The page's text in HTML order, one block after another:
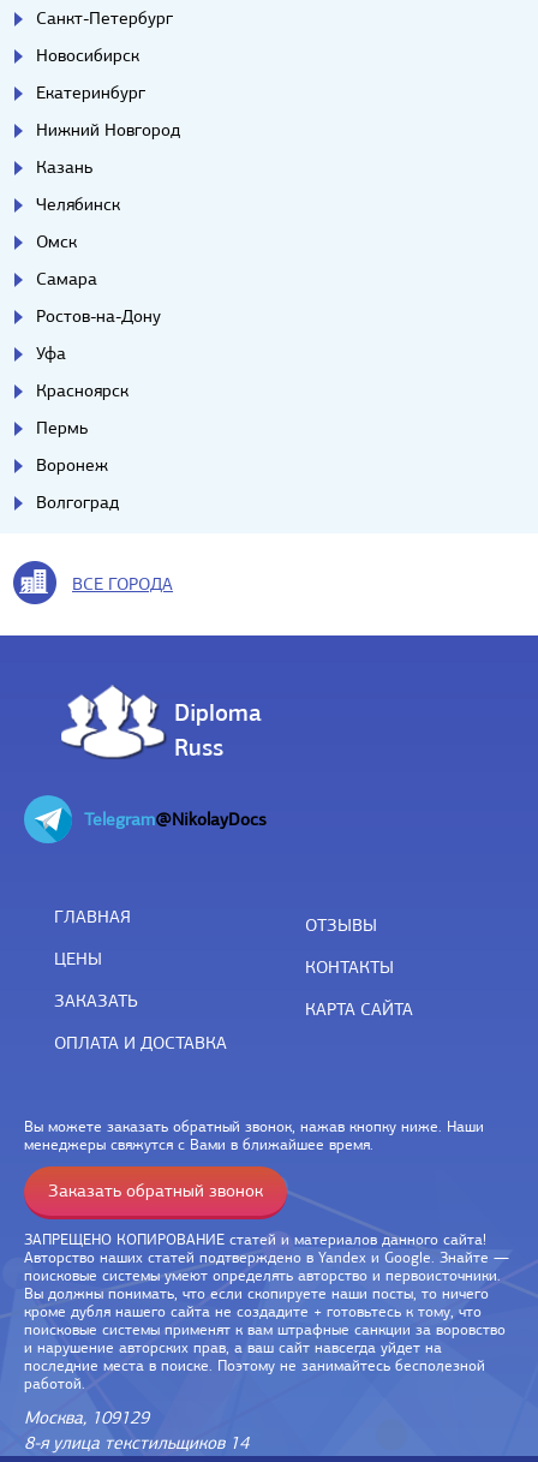
Санкт-Петербург
Новосибирск
Екатеринбург
Нижний Новгород
Казань
Челябинск
Омск
Самара
Ростов-на-Дону
Уфа
Красноярск
Пермь
Воронеж
Волгоград
ВСЕ ГОРОДА
Diploma
Russ
Telegram@NikolayDocs
ГЛАВНАЯ
ЦЕНЫ
ЗАКАЗАТЬ
ОПЛАТА И ДОСТАВКА
ОТЗЫВЫ
КОНТАКТЫ
КАРТА САЙТА
Вы можете заказать обратный звонок, нажав кнопку ниже. Наши
менеджеры свяжутся с Вами в ближайшее время.
Заказать обратный звонок
ЗАПРЕЩЕНО КОПИРОВАНИЕ статей и материалов данного сайта!
Авторство наших статей подтверждено в Yandex и Google. Знайте —
поисковые системы умеют определять авторство и первоисточники.
Вы должны понимать, что если скопируете наши посты, то ничего
кроме дубля нашего сайта не создадите + готовьтесь к тому, что
поисковые системы применят к вам штрафные санкции за воровство
и нарушение авторских прав, а ваш сайт навсегда уйдет на
последние места в поиске. Поэтому не занимайтесь бесполезной
работой.
Москва, 109129
8-я улица текстильщиков 14